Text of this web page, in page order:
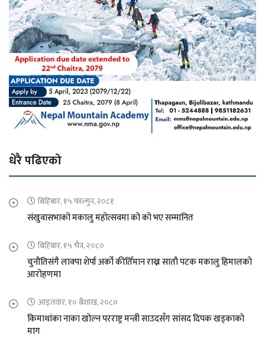
धेरै पढिएको
बिहिबार, १५ फाल्गुन, २०८१
संखुवासभाको मकालु महोत्सवमा को को भए सम्मानित
बिहिबार, १५ चैत्र, २०८०
चुनौतिसंगै लाक्पा शेर्पा अर्को कीर्तिमान राख्न सातौ पटक मकालु हिमालको
आरोहणमा
आइतवार, १० बैशाख, २०८०
किमाथांका नाका खोल्न परराष्ट्र मन्त्री साउदसँग सांसद दिपक खड्काको
माग